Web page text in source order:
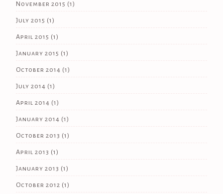
November 2015 (1)
July 2015 (1)
April 2015 (1)
January 2015 (1)
October 2014 (1)
July 2014 (1)
April 2014 (1)
January 2014 (1)
October 2013 (1)
April 2013 (1)
January 2013 (1)
October 2012 (1)